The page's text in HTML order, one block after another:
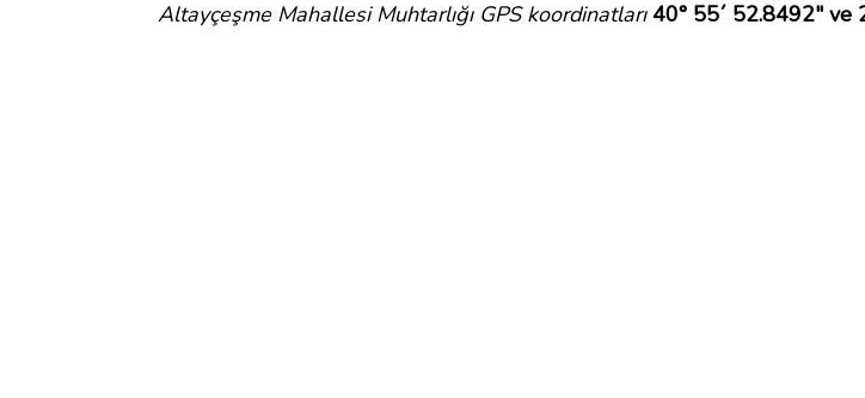
Altayçeşme Mahallesi Muhtarlığı GPS koordinatları 40° 55´ 52.8492" ve